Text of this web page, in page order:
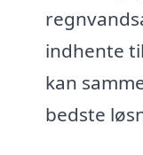
indhente
kan
bedste